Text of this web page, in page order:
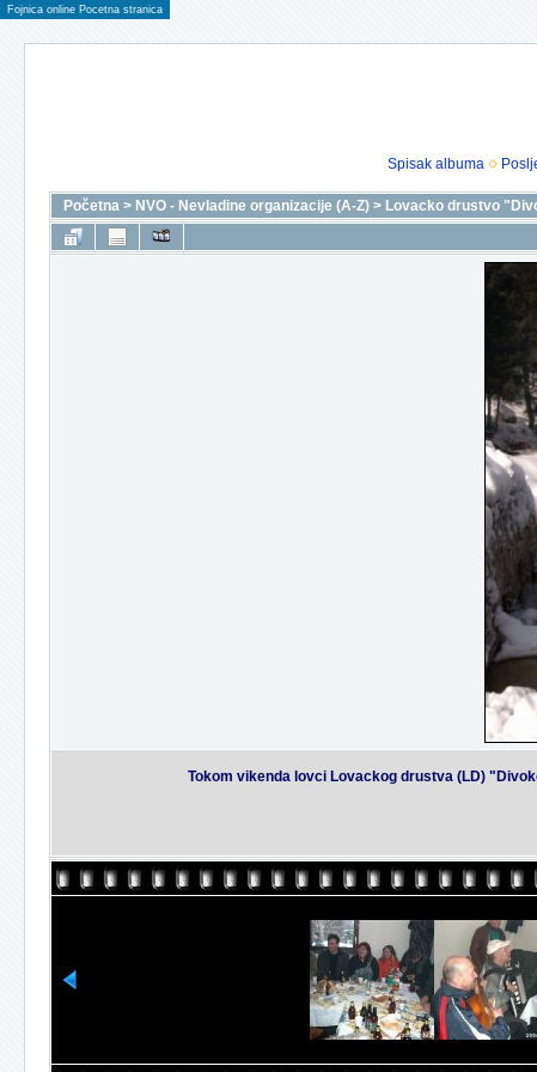
Fojnica online Pocetna stranica
Spisak albuma
Početna > NVO - Nevladine organizacije (A-Z) > Lovacko drustvo
Tokom vikenda lovci Lovackog drustva (LD)